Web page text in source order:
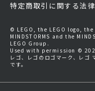
特定商取引に関する法
© LEGO, the LEGO logo,
MINDSTORMS and the
LEGO Group.
Used with permission ©
レゴ、レゴのロゴマーク、レゴ
です。